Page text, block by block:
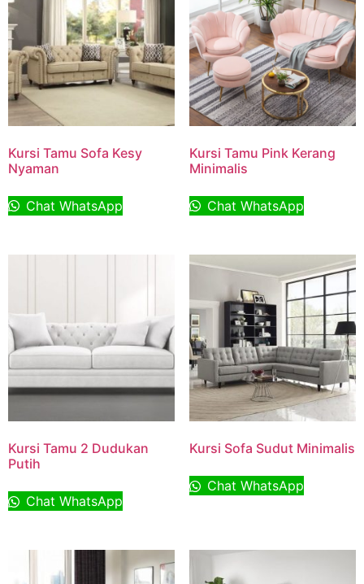
Kursi Tamu Sofa Kesy
Nyaman
Chat WhatsApp
Kursi Tamu Pink Kerang
Minimalis
Chat WhatsApp
Kursi Tamu 2 Dudukan
Putih
Chat WhatsApp
Kursi Sofa Sudut Minimalis
Chat WhatsApp